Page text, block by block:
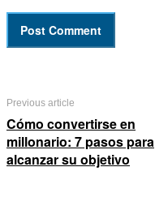
Previous article
Cómo convertirse en
millonario: 7 pasos para
alcanzar su objetivo